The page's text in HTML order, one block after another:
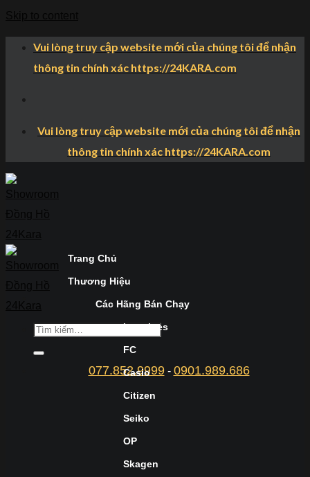
Vui lòng truy cập website mới của chúng tôi để nhận
thông tin chính xác https://24KARA.com
Vui lòng truy cập website mới của chúng tôi để nhận
thông tin chính xác https://24KARA.com
077.852.9999- 0901.989.686
Trang Chủ
Thương Hiệu
Các Hãng Bán Chạy
Longines
FC
Casio
Citizen
Seiko
OP
Skagen